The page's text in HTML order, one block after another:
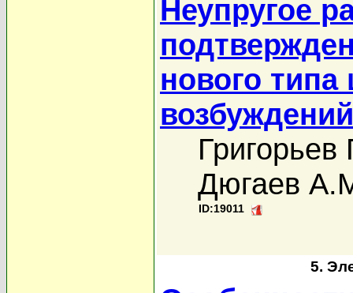
Неупругое
нового
Дюгаев
ID:19011
5.